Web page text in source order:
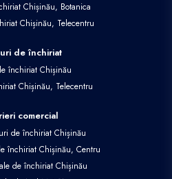
Chișinău, Botanica
Chișinău, Telecentru
de închiriat
închiriat Chișinău
Chișinău, Telecentru
comercial
de închiriat Chișinău
închiriat Chișinău, Centru
de închiriat Chișinău